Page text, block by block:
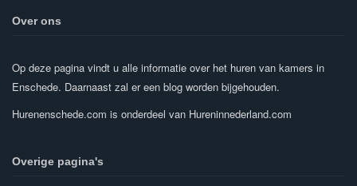
Over ons
Op deze pagina vindt u alle informatie over het huren van kamers in
Enschede. Daarnaast zal er een blog worden bijgehouden.
Hurenenschede.com is onderdeel van Hureninnederland.com
Overige pagina's